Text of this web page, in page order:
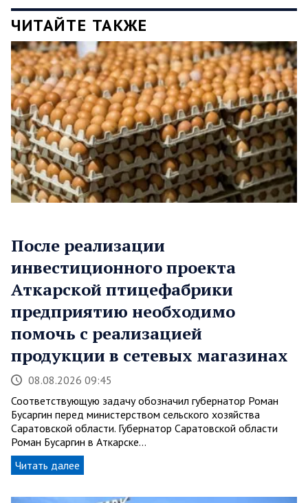
ЧИТАЙТЕ ТАКЖЕ
После реализации
инвестиционного проекта
Аткарской птицефабрики
предприятию необходимо
помочь с реализацией
продукции в сетевых магазинах
08.08.2026 09:45
Соответствующую задачу обозначил губернатор Роман
Бусаргин перед министерством сельского хозяйства
Саратовской области. Губернатор Саратовской области
Роман Бусаргин в Аткарске…
Читать далее